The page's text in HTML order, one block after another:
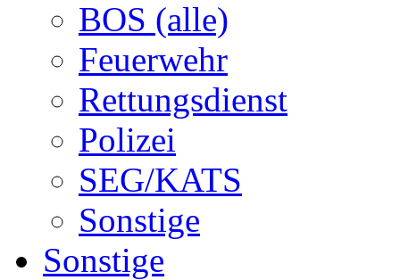
BOS (alle)
Feuerwehr
Rettungsdienst
Polizei
SEG/KATS
Sonstige
Sonstige